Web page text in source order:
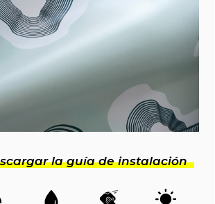
la guía de instalación